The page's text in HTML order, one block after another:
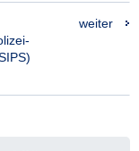
weiter